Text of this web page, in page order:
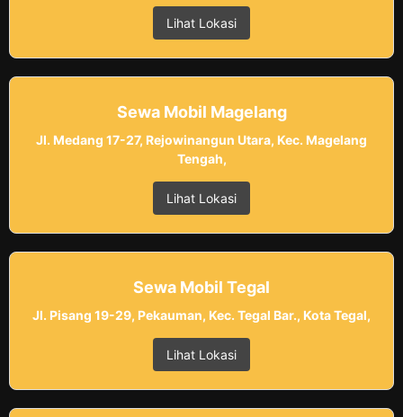
Lihat Lokasi
Sewa Mobil Magelang
Jl. Medang 17-27, Rejowinangun Utara, Kec. Magelang
Tengah,
Lihat Lokasi
Sewa Mobil Tegal
Jl. Pisang 19-29, Pekauman, Kec. Tegal Bar., Kota Tegal,
Lihat Lokasi